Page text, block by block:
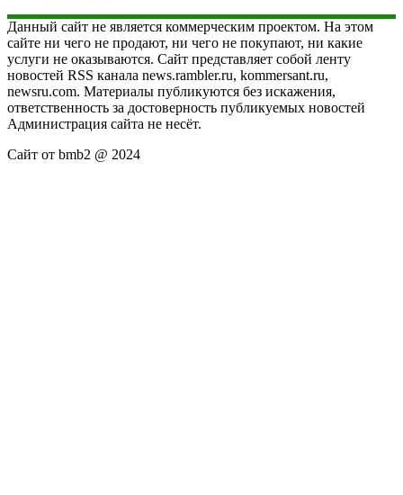
Данный сайт не является коммерческим проектом. На этом
сайте ни чего не продают, ни чего не покупают, ни какие
услуги не оказываются. Сайт представляет собой ленту
новостей RSS канала news.rambler.ru, kommersant.ru,
newsru.com. Материалы публикуются без искажения,
ответственность за достоверность публикуемых новостей
Администрация сайта не несёт.
Сайт от bmb2 @ 2024